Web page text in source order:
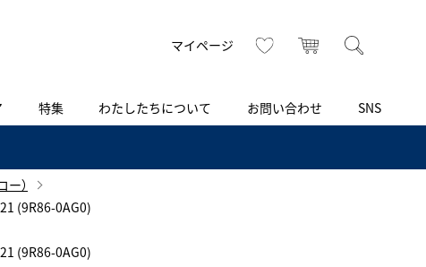
マイページ お気に入りカート
ヴィンテージブランド
ブライトリング認定中古
ISHIDA N43°（札幌）
特集 わたしたちについて お問い合わせ SNS
INSTAGRAM
TikTok
ー）
(9R86-0AG0)
(9R86-0AG0)
へ